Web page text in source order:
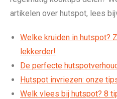
artikelen over hutspot, lees
Welke kruiden in hutspot?
lekkerder!
De perfecte
Hutspot invriezen: onze
Welk vlees bij hutspot? 8